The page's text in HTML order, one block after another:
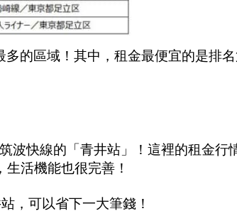
的區域！其中，租金最便宜的是排
波快線的「青井站」！這裡的租金行
活機能也很完善！
，可以省下一大筆錢！